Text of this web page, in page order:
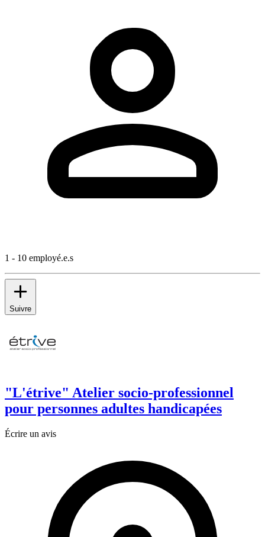
1 - 10 employé.e.s
Suivre
"L'étrive" Atelier socio-professionnel
pour personnes adultes handicapées
Écrire un avis